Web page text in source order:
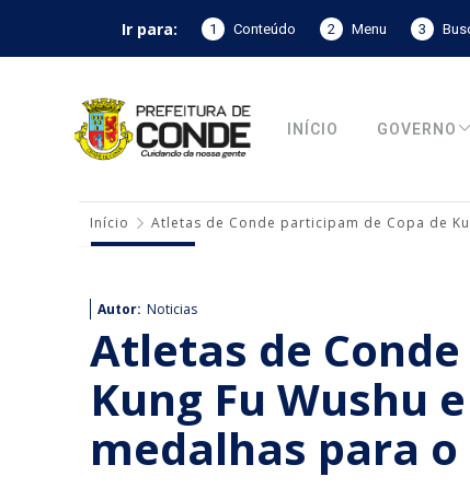
Ir para: 1 Conteúdo 2 Menu 3
INÍCIO GOVERNO
Início Atletas de Conde participam de Copa de
Autor: Noticias
Atletas de
Kung Fu Wushu
medalhas para